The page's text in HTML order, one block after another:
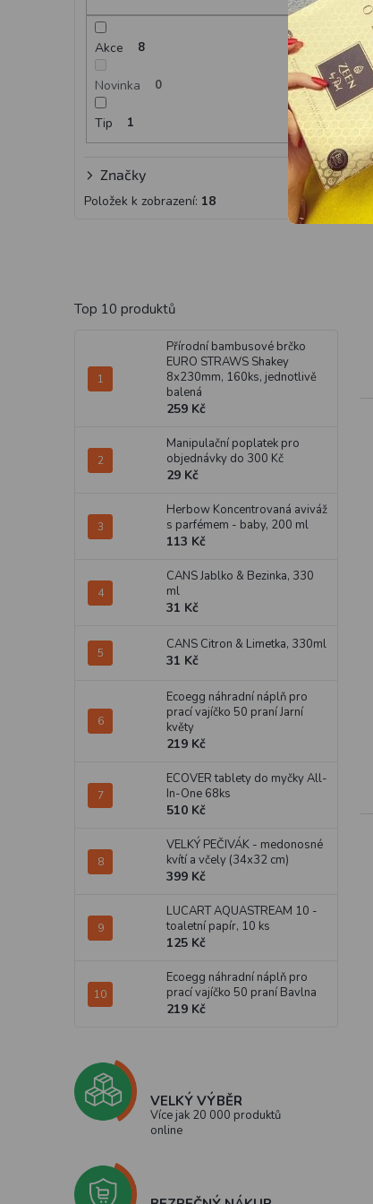
Akce 8
Novinka 0
Tip 1
Značky
Položek k zobrazení: 18
Top 10 produktů
Přírodní bambusové brčko
EURO STRAWS Shakey
8x230mm, 160ks, jednotlivě
balená
259 Kč
Manipulační poplatek pro
objednávky do 300 Kč
29 Kč
Herbow Koncentrovaná aviváž
s parfémem - baby, 200 ml
113 Kč
CANS Jablko & Bezinka, 330
ml
31 Kč
CANS Citron & Limetka, 330ml
31 Kč
Ecoegg náhradní náplň pro
prací vajíčko 50 praní Jarní
květy
219 Kč
ECOVER tablety do myčky All-
In-One 68ks
510 Kč
VELKÝ PEČIVÁK - medonosné
kvítí a včely (34x32 cm)
399 Kč
LUCART AQUASTREAM 10 -
toaletní papír, 10 ks
125 Kč
Ecoegg náhradní náplň pro
prací vajíčko 50 praní Bavlna
219 Kč
VELKÝ VÝBĚR
Více jak 20 000 produktů
online